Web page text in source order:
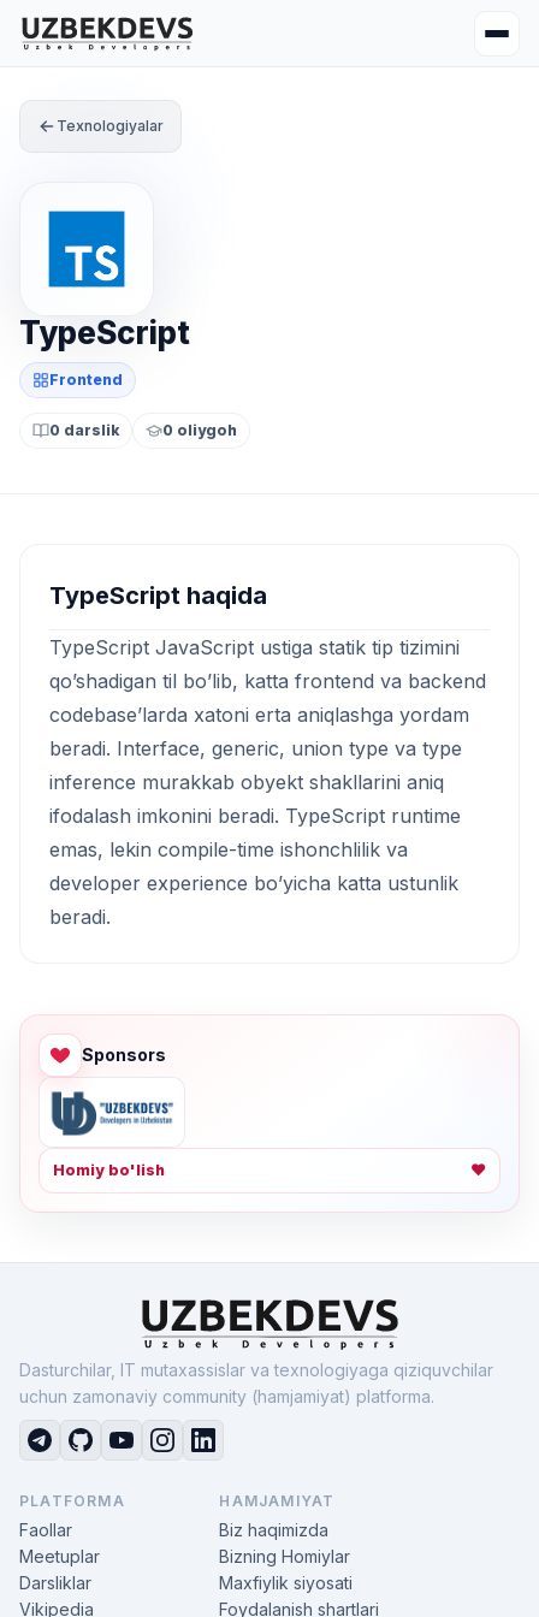
Texnologiyalar
TypeScript
Frontend
0 darslik 0 oliygoh
TypeScript haqida
TypeScript JavaScript ustiga statik tip tizimini
qo’shadigan til bo’lib, katta frontend va backend
codebase’larda xatoni erta aniqlashga yordam
beradi. Interface, generic, union type va type
inference murakkab obyekt shakllarini aniq
ifodalash imkonini beradi. TypeScript runtime
emas, lekin compile-time ishonchlilik va
developer experience bo’yicha katta ustunlik
beradi.
Sponsors
Homiy bo'lish ❤
Dasturchilar, IT mutaxassislar va texnologiyaga qiziquvchilar
uchun zamonaviy community (hamjamiyat) platforma.
PLATFORMA
Faollar
Meetuplar
Darsliklar
Vikipedia
HAMJAMIYAT
Biz haqimizda
Bizning Homiylar
Maxfiylik siyosati
Foydalanish shartlari